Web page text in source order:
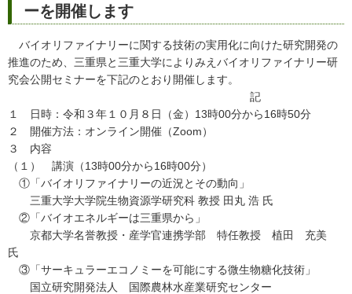
ーを開催します
バイオリファイナリーに関する技術の実用化に向けた研究開発の
推進のため、三重県と三重大学によりみえバイオリファイナリー研
究会公開セミナーを下記のとおり開催します。
記
１ 日時：令和３年１０月８日（金）13時00分から16時50分
２ 開催方法：オンライン開催（Zoom）
３ 内容
（１） 講演（13時00分から16時00分）
①「バイオリファイナリーの近況とその動向」
三重大学大学院生物資源学研究科 教授 田丸 浩 氏
②「バイオエネルギーは三重県から」
京都大学名誉教授・産学官連携学部 特任教授 植田 充美
氏
③「サーキュラーエコノミーを可能にする微生物糖化技術」
国立研究開発法人 国際農林水産業研究センター